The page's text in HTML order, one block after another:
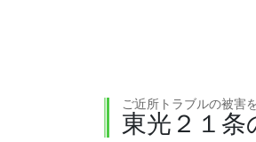
ご近所トラブルの被害
東光２１